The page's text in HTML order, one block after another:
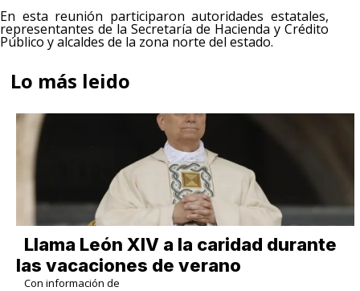
En esta reunión participaron autoridades estatales,
representantes de la Secretaría de Hacienda y Crédito
Público y alcaldes de la zona norte del estado.
Lo más leido
Llama León XIV a la caridad durante
las vacaciones de verano
Con información de